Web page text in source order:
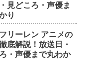
見どころ・声優ま
り
リーレン アニメの
底解説！放送日・
・声優まで丸わか